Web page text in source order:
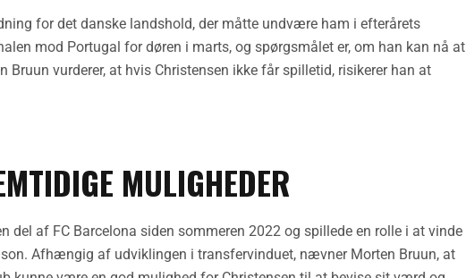
for det danske landshold, der måtte undvære ham i efterårets
mod Portugal for døren i marts, og spørgsmålet er, om han kan nå at
Bruun vurderer, at hvis Christensen ikke får spilletid, risikerer han at
MULIGHEDER
del af FC Barcelona siden sommeren 2022 og spillede en rolle i at vinde
Afhængig af udviklingen i transfervinduet, nævner Morten Bruun, at